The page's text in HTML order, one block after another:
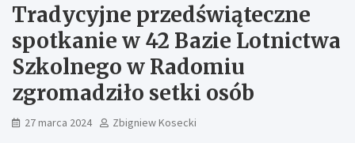
Tradycyjne przedświąteczne
spotkanie w 42 Bazie Lotnictwa
Szkolnego w Radomiu
zgromadziło setki osób
27 marca 2024 Zbigniew Kosecki